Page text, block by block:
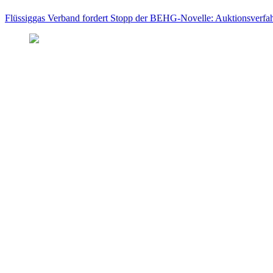
Flüssiggas Verband fordert Stopp der BEHG-Novelle: